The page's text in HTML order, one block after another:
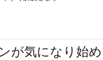
が気になり始